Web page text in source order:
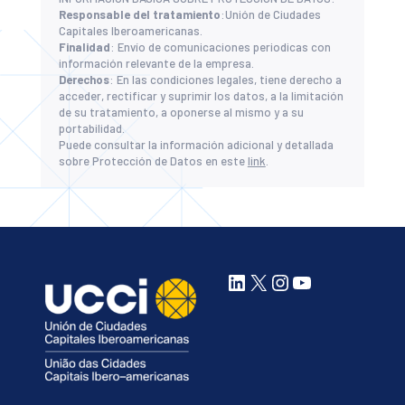
Responsable del tratamiento:Unión de Ciudades
Capitales Iberoamericanas.
Finalidad: Envío de comunicaciones periodicas con
información relevante de la empresa.
Derechos: En las condiciones legales, tiene derecho a
acceder, rectificar y suprimir los datos, a la limitación
de su tratamiento, a oponerse al mismo y a su
portabilidad.
Puede consultar la información adicional y detallada
sobre Protección de Datos en estelink.
LinkedIn
X Instagram
YouTube